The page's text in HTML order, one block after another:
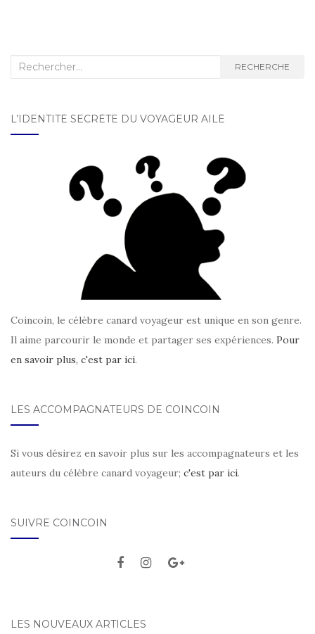
Recherche : RECHERCHE
L’IDENTITÉ SECRÈTE DU VOYAGEUR AILÉ
Coincoin, le célèbre canard voyageur est unique en son genre.
Il aime parcourir le monde et partager ses expériences. Pour
en savoir plus, c'est par ici.
LES ACCOMPAGNATEURS DE COINCOIN
Si vous désirez en savoir plus sur les accompagnateurs et les
auteurs du célèbre canard voyageur; c'est par ici.
SUIVRE COINCOIN
LES NOUVEAUX ARTICLES